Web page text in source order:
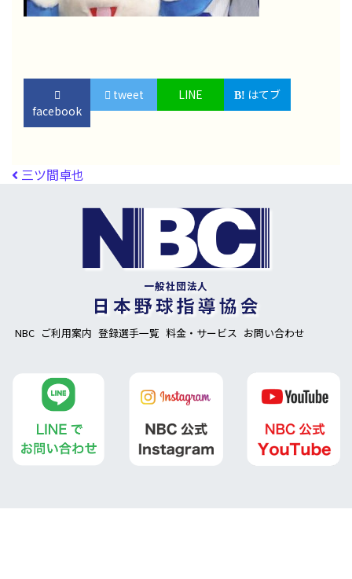
facebook
tweet LINE はてブ
投稿ナビゲーション
三ツ間卓也
NBC ご利用案内 登録選手一覧 料金・サービス お問い合わせ